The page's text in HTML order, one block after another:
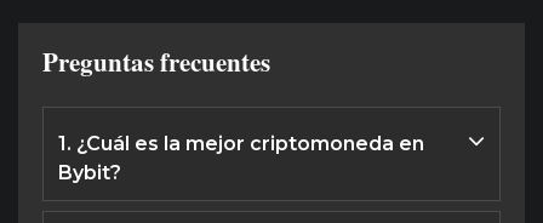
Preguntas frecuentes
1. ¿Cuál es la mejor criptomoneda en
Bybit?
La elección de la mejor criptomoneda en Bybit depende